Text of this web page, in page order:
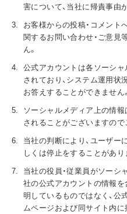
害について、当社に帰責事由
お客様からの投稿・コメント
関するお問い合わせ・ご意見
ん。
公式アカウントは各ソーシ
されており、システム運用状
お答えすることができません。
ソーシャルメディア上の情
されることがございますので
当社の判断により、ユーザー
しくは停止をすることがあり
当社の役員・従業員がソーシ
社の公式アカウントの情報
明しているものではなく、公
ムページおよび同サイト内に